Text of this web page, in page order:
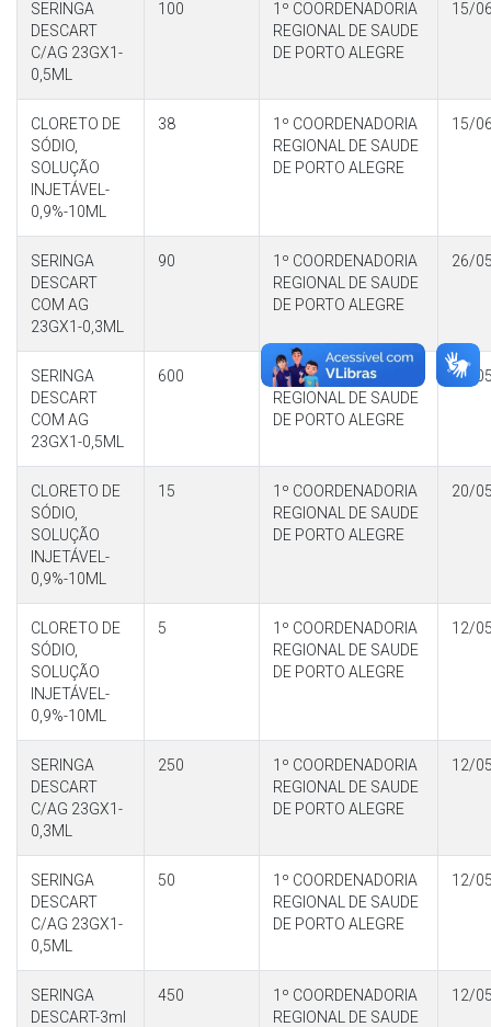
SERINGA
DESCART
C/AG 23GX1-
0,5ML
100
1º COORDENADORIA
REGIONAL DE SAUDE
DE PORTO ALEGRE
15/
CLORETO DE
SÓDIO,
SOLUÇÃO
INJETÁVEL-
0,9%-10ML
38
1º COORDENADORIA
REGIONAL DE SAUDE
DE PORTO ALEGRE
15/
SERINGA
DESCART
COM AG
23GX1-0,3ML
90
1º COORDENADORIA
REGIONAL DE SAUDE
DE PORTO ALEGRE
26/
SERINGA
DESCART
COM AG
23GX1-0,5ML
600
1º COORDENADORIA
REGIONAL DE SAUDE
DE PORTO ALEGRE
26/
CLORETO DE
SÓDIO,
SOLUÇÃO
INJETÁVEL-
0,9%-10ML
15
1º COORDENADORIA
REGIONAL DE SAUDE
DE PORTO ALEGRE
20/
CLORETO DE
SÓDIO,
SOLUÇÃO
INJETÁVEL-
0,9%-10ML
5
1º COORDENADORIA
REGIONAL DE SAUDE
DE PORTO ALEGRE
12/
SERINGA
DESCART
C/AG 23GX1-
0,3ML
250
1º COORDENADORIA
REGIONAL DE SAUDE
DE PORTO ALEGRE
12/
SERINGA
DESCART
C/AG 23GX1-
0,5ML
50
1º COORDENADORIA
REGIONAL DE SAUDE
DE PORTO ALEGRE
12/
SERINGA
DESCART-3ml
450
1º COORDENADORIA
REGIONAL DE SAUDE
12/